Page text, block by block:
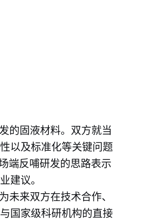
的固液材料。双方就当
以及标准化等关键问题
端反哺研发的思路表示
建议。
未来双方在技术合作、
国家级科研机构的直接